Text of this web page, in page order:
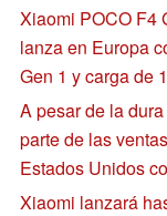
Xiaomi POCO F4
lanza en Europa
Gen 1 y carga de
A pesar de la
parte de las
Estados Unidos
Xiaomi lanzará